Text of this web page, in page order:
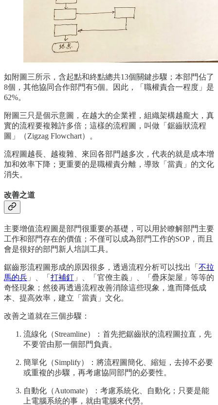
如附圖三所示，含起點和終點總共13個關鍵步驟；本部門佔了
8個，其他協同合作部門有5個。因此，「職權責合一程度」是
62%。
附圖三只是個示意圖，在越大的企業裡，組織架構越龐大，真
實的流程要複雜許多倍；這樣的流程圖，叫做「鋸齒狀流程
圖」（Zigzag Flowchart）。
流程圖越長、越複雜、來回各部門越多次，代表的就是成本增
加和效率下降；更重要的是職權責分離，導致「當責」的文化
消失。
改善之道
主要增值流程圖是部門很重要的基礎，可以用於瞭解部門主要
工作和部門存在的價值；不僅可以成為部門工作的SOP，而且
會是很好的部門新人培訓工具。
鋸齒形流程圖形成的原因很多，透過流程分析可以找出「 不拉
馬的兵 」、「 打補釘 」、「官僚主義」、「疊床架屋」等等的
奇怪現象；然後再透過流程改善消除這些現象，進而降低成
本、提高效率，建立「當責」文化。
改善之道就在三個步驟：
流線化（Streamline）：首先把鋸齒狀的流程圖拉直，先
不要管由那一個部門負責。
簡單化（Simplify）：將流程圖簡化、縮短，去掉不必要
或重複的步驟，再考慮協同部門的必要性。
自動化（Automate）：考慮系統化、自動化；只要是能
上電腦系統的事，就由電腦來代勞。